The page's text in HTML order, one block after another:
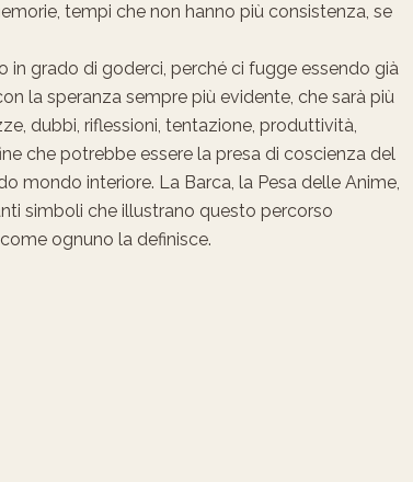
tempi che non hanno più consistenza, se
in grado di goderci, perché ci fugge essendo già
la speranza sempre più evidente, che sarà più
dubbi, riflessioni, tentazione, produttività,
che potrebbe essere la presa di coscienza del
mondo interiore. La Barca, la Pesa delle Anime,
simboli che illustrano questo percorso
ognuno la definisce.